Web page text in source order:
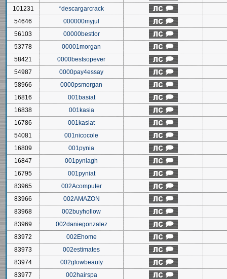
101231
*descargarcrack
54646
000000myjul
56103
00000bestlor
53778
00001morgan
58421
0000bestsopever
54987
0000pay4essay
58966
0000psmorgan
16816
001basiat
16838
001kasia
16786
001kasiat
54081
001nicocole
16809
001pynia
16847
001pyniagh
16795
001pyniat
83965
002Acomputer
83966
002AMAZON
83968
002buyhollow
83969
002daniegonzalez
83972
002Ehome
83973
002estimates
83974
002glowbeauty
83977
002hairspa